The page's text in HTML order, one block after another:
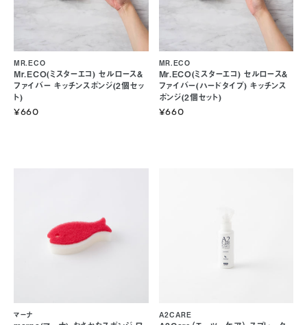
Mr.ECO(ミスターエコ) セルロース&
ファイバー キッチンスポンジ(2個セッ
ト)
MR.ECO
¥660
Mr.ECO(ミスターエコ) セルロース&
ファイバー(ハードタイプ) キッチンス
ポンジ(2個セット)
MR.ECO
¥660
マーナ A2CARE